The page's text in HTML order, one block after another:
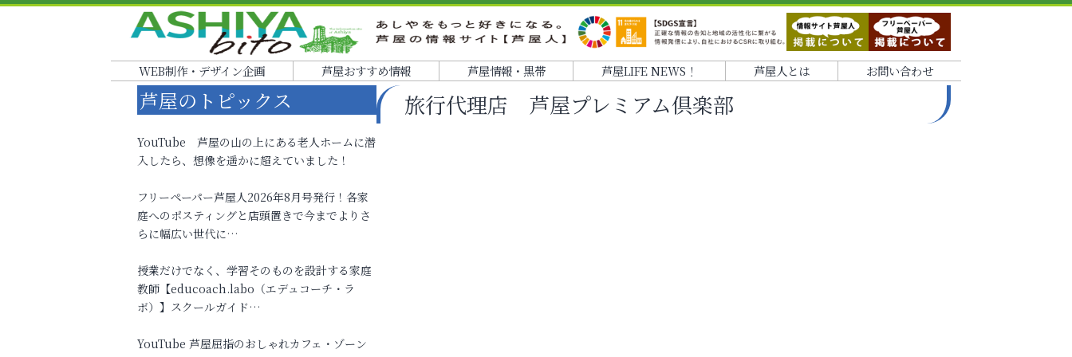
WEB制作・デザイン企画 芦屋おすすめ情報 芦屋情報・黒帯 芦屋LIFE NEWS！ 芦屋人とは お問い合わせ
旅行代理店 芦屋プレミアム倶楽部
芦屋のトピックス
YouTube 芦屋の山の上にある老人ホームに潜
入したら、想像を遥かに超えていました！
フリーペーパー芦屋人2026年8月号発行！各家
庭へのポスティングと店頭置きで今までよりさ
らに幅広い世代に…
授業だけでなく、学習そのものを設計する家庭
教師【educoach.labo（エデュコーチ・ラ
ボ）】スクールガイド…
YouTube 芦屋屈指のおしゃれカフェ・ゾーン